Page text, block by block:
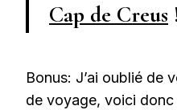
Cap de Creus
Bonus: J’ai oublié de
de voyage, voici